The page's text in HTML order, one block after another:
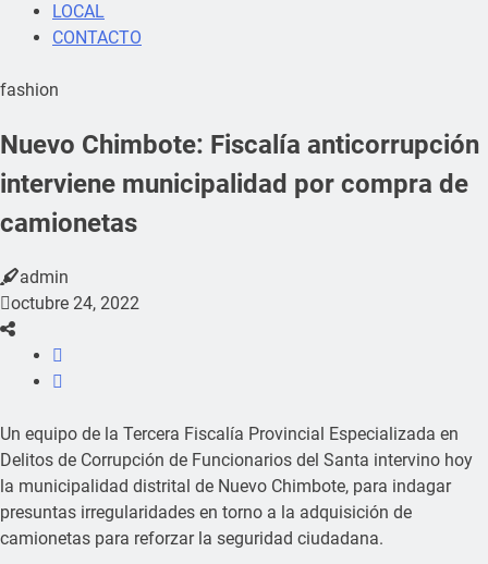
LOCAL
CONTACTO
fashion
Nuevo Chimbote: Fiscalía anticorrupción
interviene municipalidad por compra de
camionetas
admin
octubre 24, 2022
Un equipo de la Tercera Fiscalía Provincial Especializada en
Delitos de Corrupción de Funcionarios del Santa intervino hoy
la municipalidad distrital de Nuevo Chimbote, para indagar
presuntas irregularidades en torno a la adquisición de
camionetas para reforzar la seguridad ciudadana.